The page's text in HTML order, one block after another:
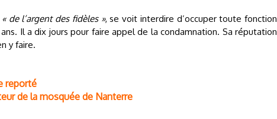
« de l’argent des fidèles », se voit interdire d’occuper toute fonction
Il a dix jours pour faire appel de la condamnation. Sa réputation
y faire.
reporté
de la mosquée de Nanterre